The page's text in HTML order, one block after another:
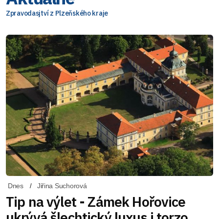
Zpravodasjtví z Plzeňského kraje
Dnes Jiřina Suchorová
Tip na výlet - Zámek Hořovice